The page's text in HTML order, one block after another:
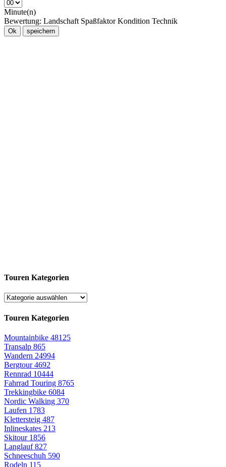
Minute(n)
Bewertung: Landschaft Spaßfaktor Kondition Technik
Ok speichern
Touren Kategorien
Touren Kategorien
Mountainbike 48125
Transalp 865
Wandern 24994
Bergtour4692
Rennrad 10444
Fahrrad Touring 8765
Trekkingbike 6084
Nordic Walking 370
Laufen 1783
Klettersteig 487
Inlineskates 213
Skitour 1856
Langlauf827
Schneeschuh 590
Rodeln 115